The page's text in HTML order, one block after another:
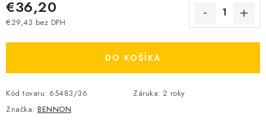
€36,20
€29,43 bez DPH
DO KOŠÍKA
Kód tovaru: 65483/36 Záruka: 2 roky
Značka: BENNON